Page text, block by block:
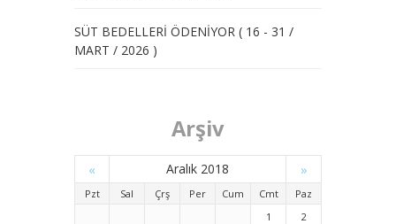
SÜT BEDELLERİ ÖDENİYOR ( 16 - 31 /
MART / 2026 )
Arşiv
« Aralık 2018 »
Pzt Sal Çrş Per Cum Cmt
Paz
1
2